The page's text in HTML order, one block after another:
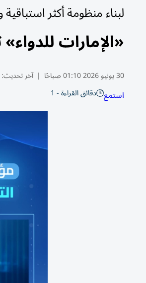
لبناء منظومة أكثر استباقية
«الإمارات
30 يونيو 2026 01:10 صباحًا | آخر تحديث:
استمع دقائق القراءة - 1